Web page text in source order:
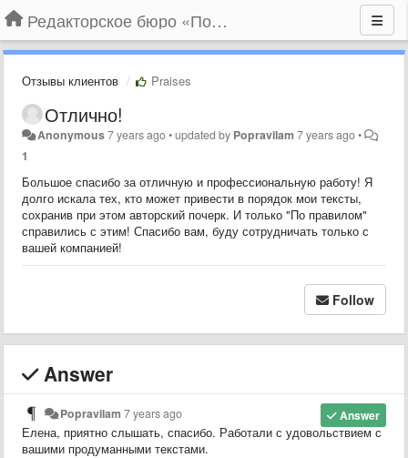
Редакторское бюро «По правилам»
Отзывы клиентов Praises
Отлично!
Anonymous7 years ago•updated by Popravilam 7 years ago•
1
Большое спасибо за отличную и профессиональную работу! Я
долго искала тех, кто может привести в порядок мои тексты,
сохранив при этом авторский почерк. И только "По правилом"
справились с этим! Спасибо вам, буду сотрудничать только с
вашей компанией!
Follow
Answer
Answer
Popravilam 7 years ago
Елена, приятно слышать, спасибо. Работали с удовольствием с
вашими продуманными текстами.